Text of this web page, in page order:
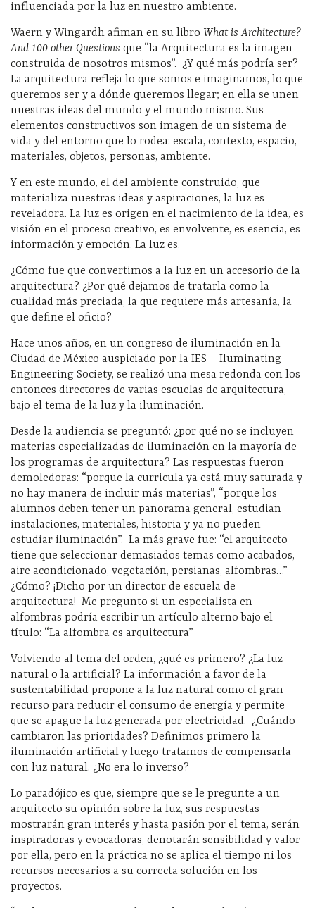
influenciada por la luz en nuestro ambiente.
Waern y Wingardh afiman en su libro What is Architecture?
And 100 other Questions que “la Arquitectura es la imagen
construida de nosotros mismos”. ¿Y qué más podría ser?
La arquitectura refleja lo que somos e imaginamos, lo que
queremos ser y a dónde queremos llegar; en ella se unen
nuestras ideas del mundo y el mundo mismo. Sus
elementos constructivos son imagen de un sistema de
vida y del entorno que lo rodea: escala, contexto, espacio,
materiales, objetos, personas, ambiente.
Y en este mundo, el del ambiente construido, que
materializa nuestras ideas y aspiraciones, la luz es
reveladora. La luz es origen en el nacimiento de la idea, es
visión en el proceso creativo, es envolvente, es esencia, es
información y emoción. La luz es.
¿Cómo fue que convertimos a la luz en un accesorio de la
arquitectura? ¿Por qué dejamos de tratarla como la
cualidad más preciada, la que requiere más artesanía, la
que define el oficio?
Hace unos años, en un congreso de iluminación en la
Ciudad de México auspiciado por la IES – Iluminating
Engineering Society, se realizó una mesa redonda con los
entonces directores de varias escuelas de arquitectura,
bajo el tema de la luz y la iluminación.
Desde la audiencia se preguntó: ¿por qué no se incluyen
materias especializadas de iluminación en la mayoría de
los programas de arquitectura? Las respuestas fueron
demoledoras: “porque la curricula ya está muy saturada y
no hay manera de incluir más materias”, “porque los
alumnos deben tener un panorama general, estudian
instalaciones, materiales, historia y ya no pueden
estudiar iluminación”. La más grave fue: “el arquitecto
tiene que seleccionar demasiados temas como acabados,
aire acondicionado, vegetación, persianas, alfombras…”
¿Cómo? ¡Dicho por un director de escuela de
arquitectura! Me pregunto si un especialista en
alfombras podría escribir un artículo alterno bajo el
título: “La alfombra es arquitectura”
Volviendo al tema del orden, ¿qué es primero? ¿La luz
natural o la artificial? La información a favor de la
sustentabilidad propone a la luz natural como el gran
recurso para reducir el consumo de energía y permite
que se apague la luz generada por electricidad. ¿Cuándo
cambiaron las prioridades? Definimos primero la
iluminación artificial y luego tratamos de compensarla
con luz natural. ¿No era lo inverso?
Lo paradójico es que, siempre que se le pregunte a un
arquitecto su opinión sobre la luz, sus respuestas
mostrarán gran interés y hasta pasión por el tema, serán
inspiradoras y evocadoras, denotarán sensibilidad y valor
por ella, pero en la práctica no se aplica el tiempo ni los
recursos necesarios a su correcta solución en los
proyectos.